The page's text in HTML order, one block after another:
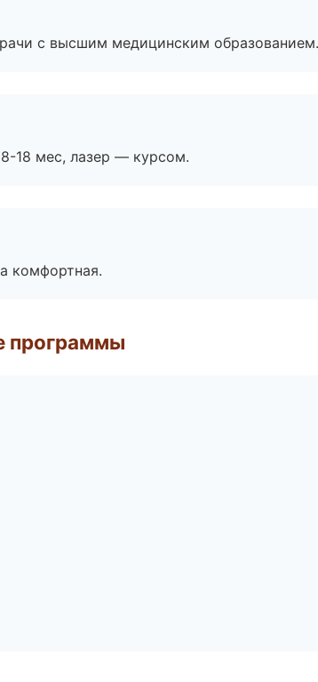
с высшим медицинским образованием.
18 мес, лазер — курсом.
комфортная.
программы